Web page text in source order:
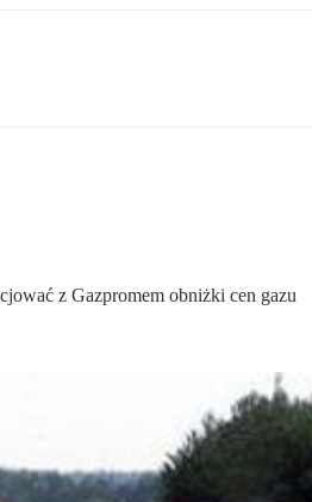
z Gazpromem obniżki cen gazu